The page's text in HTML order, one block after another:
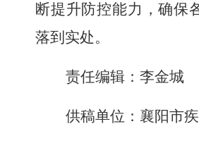
断提升防控能力，确保
落到实处。
责任编辑：李金城
供稿单位：襄阳市